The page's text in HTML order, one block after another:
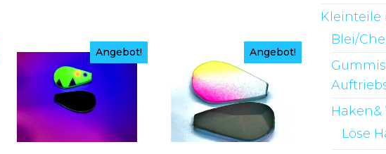
Angebot! Angebot!
Kleinteile
Blei/
Löse